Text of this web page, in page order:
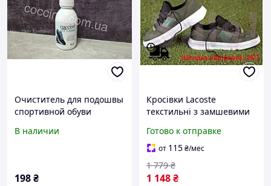
Очиститель для подошвы
спортивной обуви
557/46/125
В наличии
198₴
Кросівки Lacoste
текстильні з замшевими
пінною підошвою
спортивне взуття 41 (26)
Готово к отправке
от 115₴/мес
1 148₴
1 779 ₴